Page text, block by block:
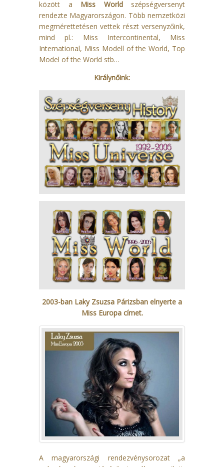
között a Miss Worldszépségversenyt
rendezte Magyarországon. Több nemzetközi
megmérettetésen vettek részt versenyzőink,
mind pl.: Miss Intercontinental, Miss
International, Miss Modell of the World, Top
Model of the World stb…
Királynőink:
2003-ban Laky Zsuzsa Párizsban elnyerte a
Miss Europa címet.
A magyarországi rendezvénysorozat „a